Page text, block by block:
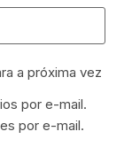
a próxima vez
por e-mail.
por e-mail.